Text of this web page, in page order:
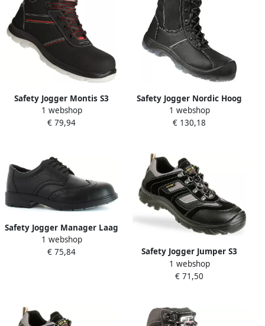
Safety Jogger Montis S3
Zwart 00.118.013.44
1 webshop
€ 79,94
Safety Jogger Nordic Hoog
S3 Zwart 11.118.050.38
1 webshop
€ 130,18
Safety Jogger Manager Laag
S3 77.5157.52 Zwart
11.118.048.47
1 webshop
€ 75,84
Safety Jogger Jumper S3
Zwart Grijs 11.118.018.47
1 webshop
€ 71,50